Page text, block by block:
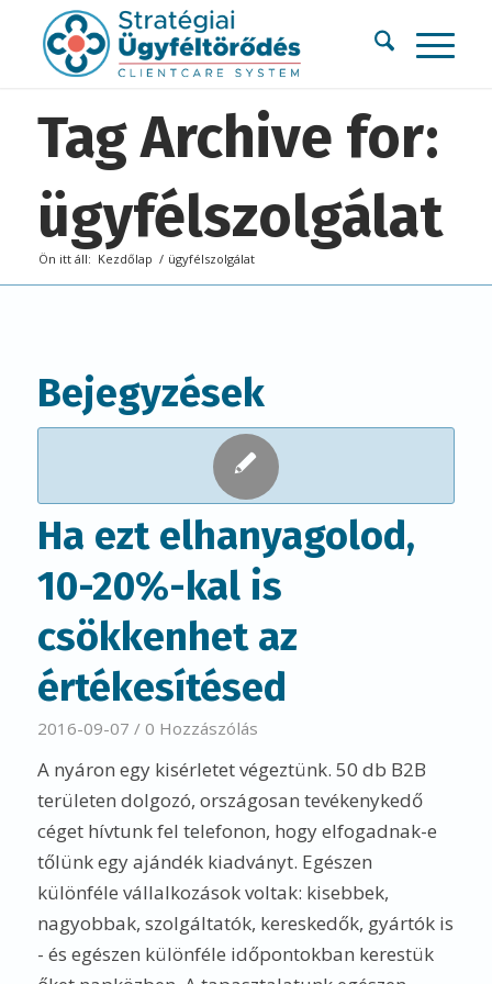
Tag Archive for:
ügyfélszolgálat
Ön itt áll: Kezdőlap / ügyfélszolgálat
Bejegyzések
Ha ezt elhanyagolod,
10-20%-kal is
csökkenhet az
értékesítésed
2016-09-07 / 0 Hozzászólás
A nyáron egy kisérletet végeztünk. 50 db B2B
területen dolgozó, országosan tevékenykedő
céget hívtunk fel telefonon, hogy elfogadnak-e
tőlünk egy ajándék kiadványt. Egészen
különféle vállalkozások voltak: kisebbek,
nagyobbak, szolgáltatók, kereskedők, gyártók is
- és egészen különféle időpontokban kerestük